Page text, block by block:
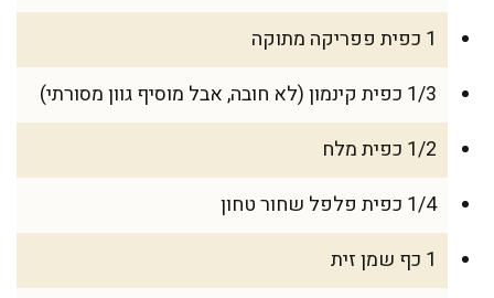
1 כפית פפריקה מתוקה
1/3 כפית קינמון (לא חובה, אבל מוסיף גוון מסורתי)
1/2 כפית מלח
1/4 כפית פלפל שחור טחון
1 כף שמן זית